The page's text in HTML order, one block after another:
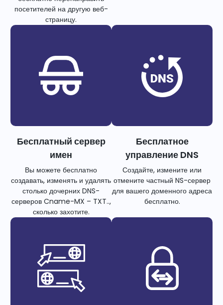
посетителей на другую веб-
страницу.
Бесплатный сервер
имен
Вы можете бесплатно
создавать, изменять и удалять
столько дочерних DNS-
серверов Cname-MX – TXT..,
сколько захотите.
Бесплатное
управление DNS
Создайте, измените или
отмените частный NS-сервер
для вашего доменного адреса
бесплатно.